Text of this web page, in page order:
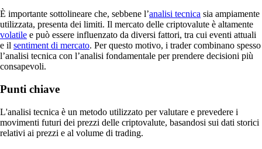
È importante sottolineare che, sebbene l’analisi tecnica sia ampiamente
utilizzata, presenta dei limiti. Il mercato delle criptovalute è altamente
volatile e può essere influenzato da diversi fattori, tra cui eventi attuali
e il sentiment di mercato. Per questo motivo, i trader combinano spesso
l’analisi tecnica con l’analisi fondamentale per prendere decisioni più
consapevoli.
Punti chiave
L'analisi tecnica è un metodo utilizzato per valutare e prevedere i
movimenti futuri dei prezzi delle criptovalute, basandosi sui dati storici
relativi ai prezzi e al volume di trading.